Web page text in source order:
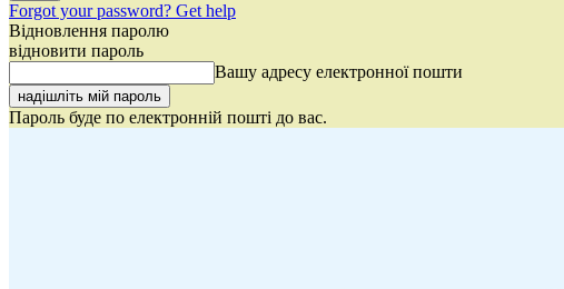
Forgot your password? Get help
Відновлення паролю
відновити пароль
Вашу адресу електронної пошти
Пароль буде по електронній пошті до вас.